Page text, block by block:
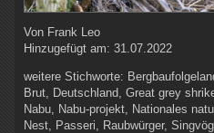
Von Frank Leo
Hinzugefügt am: 31.07.2022
weitere Stichworte:
Brut, Deutschland, Great grey
Nabu, Nabu-projekt, Nationales
Nest, Passeri, Raubwürger,